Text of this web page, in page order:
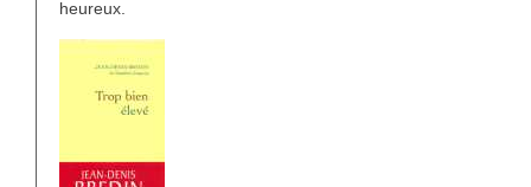
heureux.